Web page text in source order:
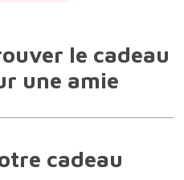
le cadeau
une amie
cadeau